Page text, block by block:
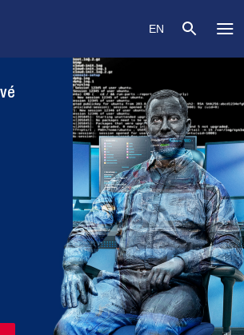
EN